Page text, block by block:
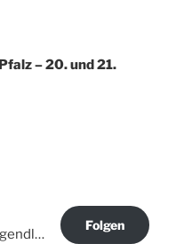
– 20. und 21.
@irgendlink.de@irgendlink.de
Folgen